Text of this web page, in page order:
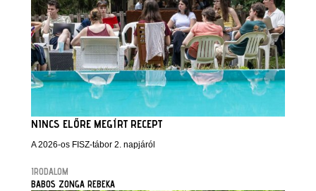
NINCS ELŐRE MEGÍRT RECEPT
A 2026-os FISZ-tábor 2. napjáról
IRODALOM
BABOS ZONGA REBEKA